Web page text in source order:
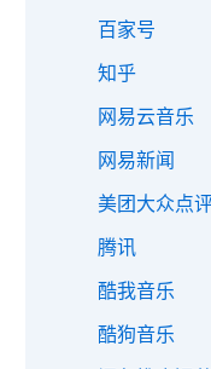
百家号
知乎
网易云音乐
网易新闻
美团大众点
腾讯
酷我音乐
酷狗音乐